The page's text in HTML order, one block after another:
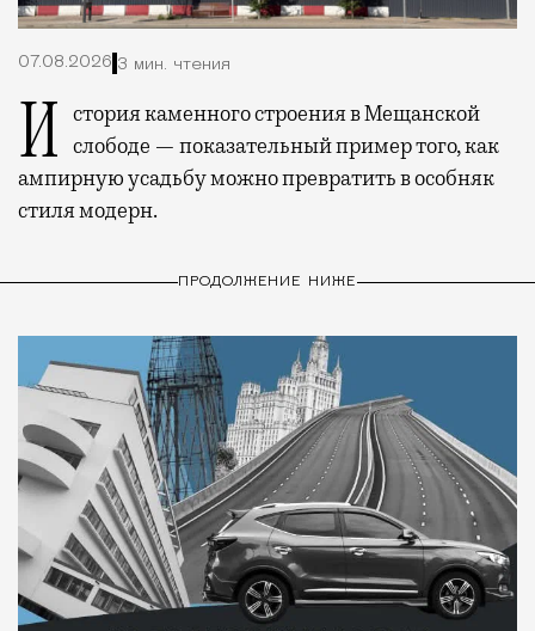
07.08.2026 3 мин. чтения
История каменного строения в Мещанской слободе — показательный пример того, как
ампирную усадьбу можно превратить в особняк
стиля модерн.
ПРОДОЛЖЕНИЕ НИЖЕ